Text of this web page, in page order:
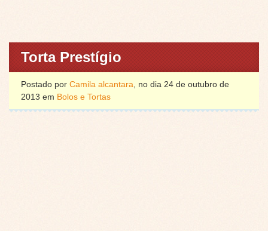
Torta Prestígio
Postado por Camila alcantara, no dia 24 de outubro de
2013 em Bolos e Tortas